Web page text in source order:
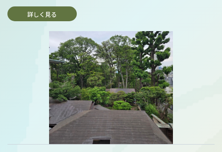
いたします。杉本博司氏が基本設計を手掛けた新館にて、
極限の技と人生の軌跡が響き合う空間をご堪能いただけます
間」を過ごしに、ぜひ白金台の静謐な森へお越しください。
上田 薫（うえだ かおる）
1928(昭和3)年、東京府代々木に生まれる。美術史家・富永惣
一との出会いを契機に画家を志し、東京藝術大学絵画科油画
専攻に進学。1954(昭和29)年、同大学を卒業。1958(昭和33)
年、南画廊において初個展を開催。一方で、1956(昭和31)年
にはMGM社ポスター国際コンクールで国際大賞を受賞し、グ
ラフィックデザイナーとしても活躍。その後、約10年間デザ
イン分野の仕事に専念した。1968年頃より絵画制作を再開。
写真をキャンバスに投影して描く手法によって、代表作《な
詳しく見る